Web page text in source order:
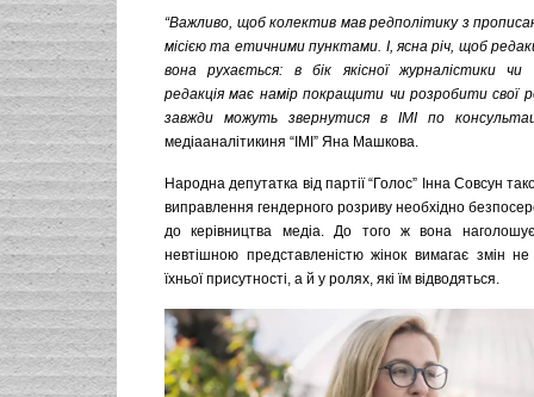
“Важливо, щоб колектив мав редполітику з
місією та етичними пунктами. І, ясна річ, щоб
вона рухається: в бік якісної журналістики чи
редакція має намір покращити чи розробити свої
завжди можуть звернутися в ІМІ по
медіааналітикиня “ІМІ” Яна Машкова.
Народна депутатка від партії “Голос” Інна Совсун
виправлення гендерного розриву необхідно
до керівництва медіа. До того ж вона
невтішною представленістю жінок вимагає змін не
їхньої присутності, а й у ролях, які їм відводяться.